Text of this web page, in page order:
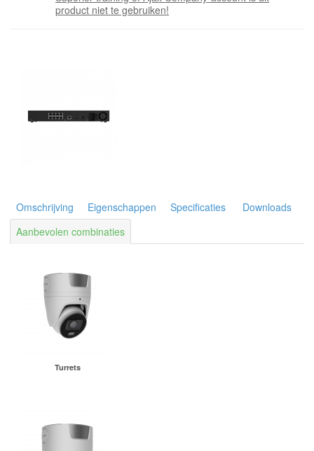
product niet te gebruiken!
Omschrijving Eigenschappen Specificaties
Downloads
Aanbevolen combinaties
Turrets